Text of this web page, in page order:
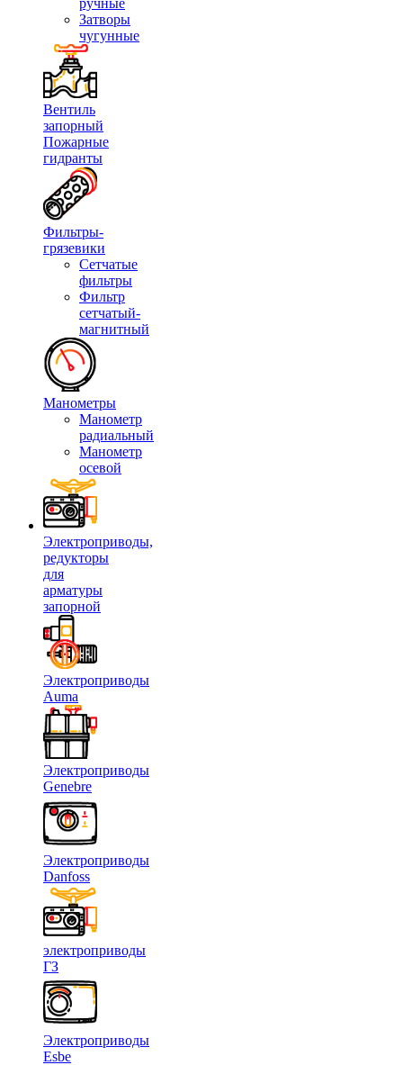
ручные
Затворы
чугунные
Вентиль
запорный
Пожарные
гидранты
Фильтры-
грязевики
Сетчатые
фильтры
Фильтр
сетчатый-
магнитный
Манометры
Манометр
радиальный
Манометр
осевой
Электроприводы,
редукторы
для
арматуры
запорной
Электроприводы
Auma
Электроприводы
Genebre
Электроприводы
Danfoss
электроприводы
ГЗ
Электроприводы
Esbe